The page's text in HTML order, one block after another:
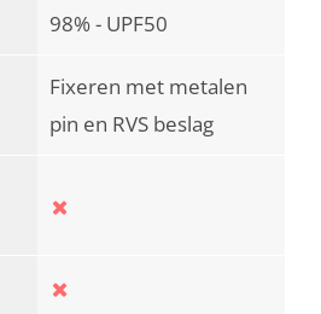
98% - UPF50
Fixeren met metalen
pin en RVS beslag